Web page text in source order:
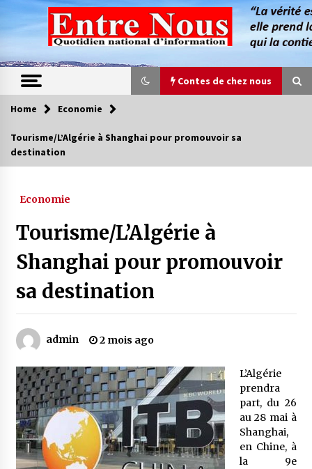
content
Contes de chez nous
Contes de chez nous
Magie de sorcier
4 ans ago
Oum el Gaïla / L’ogresse du M’zab
4 ans ago
4 ans ago
Quand on va vite
5 ans ago
Home Economie
Tourisme/L’Algérie à Shanghai pour promouvoir sa
destination
Economie
Tourisme/L’Algérie à
Shanghai pour promouvoir
sa destination
admin 2 mois ago
L’Algérie
prendra
part, du 26
au 28 mai à
Shanghai,
en Chine, à
la 9e